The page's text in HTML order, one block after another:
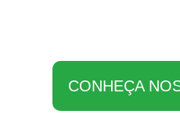
CONHEÇA